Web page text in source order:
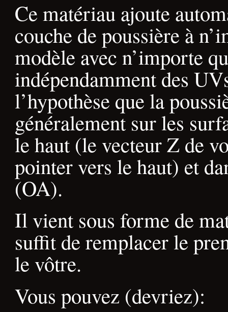
Ce matériau ajoute
couche de poussière à
modèle avec n’importe
indépendamment des
l’hypothèse que la
généralement sur les
le haut (le vecteur Z de
pointer vers le haut) et
(OA).
Il vient sous forme de
suffit de remplacer le
le vôtre.
Vous pouvez (devriez):